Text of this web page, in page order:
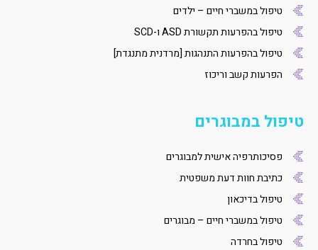
טיפול במשברי חיים – ילדים
טיפול בהפרעות תקשורת ASD ו-SCD
טיפול בהפרעות התנהגות [מרדנית מתנגדת]
הפרעות קשב וריכוז
טיפול במבוגרים
פסיכותרפיה אישית למבוגרים
כתיבת חוות דעת משפטית
טיפול בדיכאון
טיפול במשברי חיים – מבוגרים
טיפול בחרדה